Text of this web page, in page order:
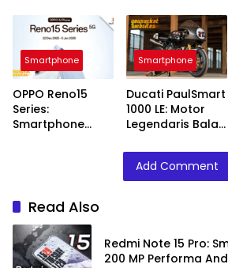
Smartphone
OPPO Reno15
Series:
Smartphone
Smartphone
Ducati PaulSmart
1000 LE: Motor
Legendaris Balap
Add Comment
Read Also
Redmi Note 15 Pro:
200 MP Performa